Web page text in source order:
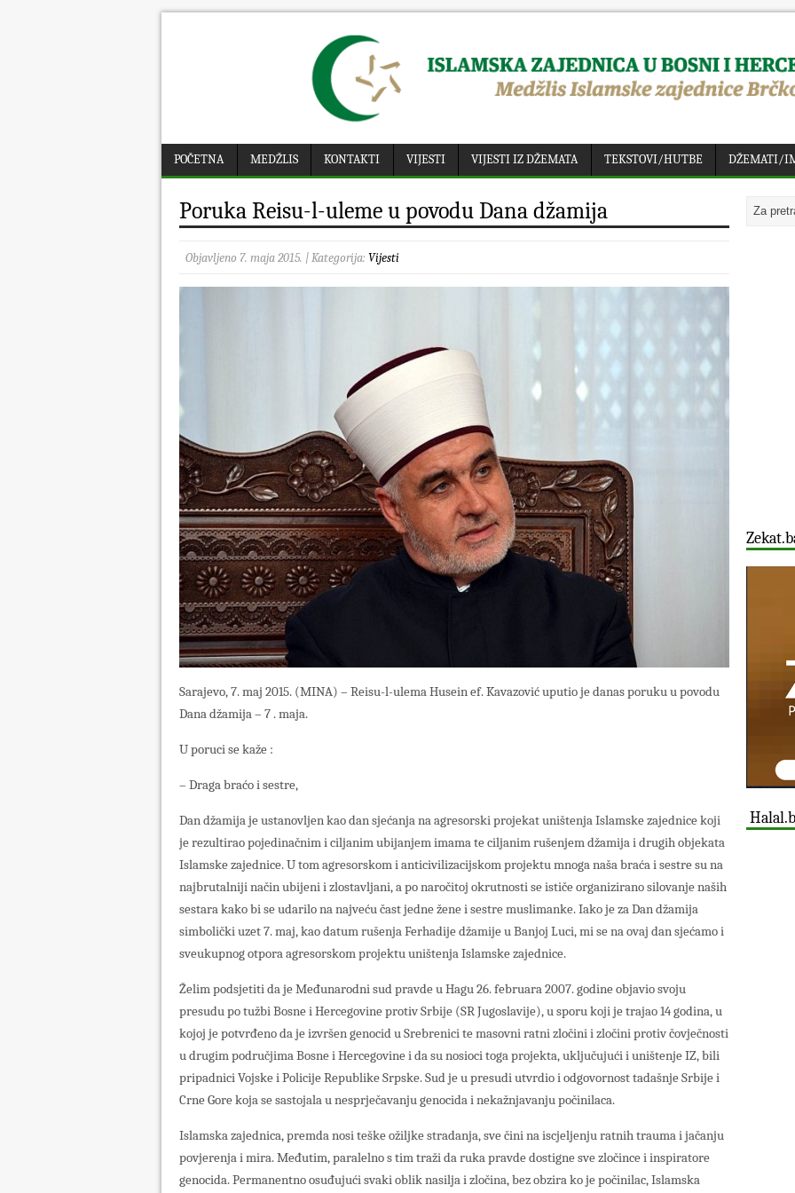
POČETNA MEDŽLIS KONTAKTI VIJESTI VIJESTI IZ DŽEMATA TEKSTOVI/HUTBE DŽEMATI/
Poruka Reisu-l-uleme u povodu Dana džamija
Objavljeno 7. maja 2015. | Kategorija: Vijesti
Sarajevo, 7. maj 2015. (MINA) – Reisu-l-ulema Husein ef. Kavazović uputio je danas poruku u povodu
Dana džamija – 7 . maja.
U poruci se kaže :
– Draga braćo i sestre,
Dan džamija je ustanovljen kao dan sjećanja na agresorski projekat uništenja Islamske zajednice koji
je rezultirao pojedinačnim i ciljanim ubijanjem imama te ciljanim rušenjem džamija i drugih objekata
Islamske zajednice. U tom agresorskom i anticivilizacijskom projektu mnoga naša braća i sestre su na
najbrutalniji način ubijeni i zlostavljani, a po naročitoj okrutnosti se ističe organizirano silovanje naših
sestara kako bi se udarilo na najveću čast jedne žene i sestre muslimanke. Iako je za Dan džamija
simbolički uzet 7. maj, kao datum rušenja Ferhadije džamije u Banjoj Luci, mi se na ovaj dan sjećamo i
sveukupnog otpora agresorskom projektu uništenja Islamske zajednice.
Želim podsjetiti da je Međunarodni sud pravde u Hagu 26. februara 2007. godine objavio svoju
presudu po tužbi Bosne i Hercegovine protiv Srbije (SR Jugoslavije), u sporu koji je trajao 14 godina, u
kojoj je potvrđeno da je izvršen genocid u Srebrenici te masovni ratni zločini i zločini protiv čovječnosti
u drugim područjima Bosne i Hercegovine i da su nosioci toga projekta, uključujući i uništenje IZ, bili
pripadnici Vojske i Policije Republike Srpske. Sud je u presudi utvrdio i odgovornost tadašnje Srbije i
Crne Gore koja se sastojala u nesprječavanju genocida i nekažnjavanju počinilaca.
Islamska zajednica, premda nosi teške ožiljke stradanja, sve čini na iscjeljenju ratnih trauma i jačanju
povjerenja i mira. Međutim, paralelno s tim traži da ruka pravde dostigne sve zločince i inspiratore
genocida. Permanentno osuđujući svaki oblik nasilja i zločina, bez obzira ko je počinilac, Islamska